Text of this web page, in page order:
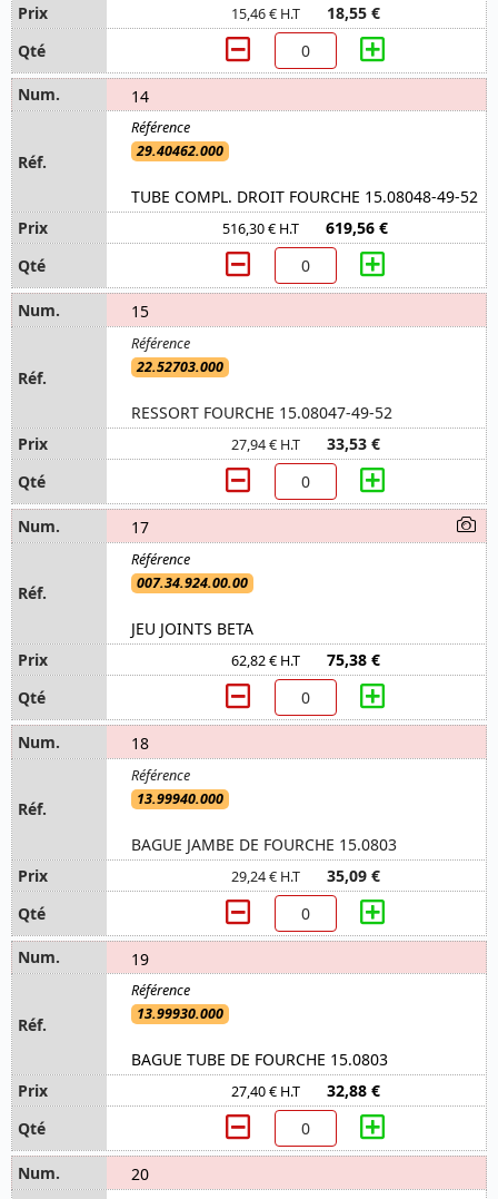
15,46 € H.T 18,55 €
14
29.40462.000
TUBE COMPL. DROIT FOURCHE 15.08048-49-52
516,30 € H.T 619,56 €
15
22.52703.000
RESSORT FOURCHE 15.08047-49-52
27,94 € H.T 33,53 €
17
007.34.924.00.00
JEU JOINTS BETA
62,82 € H.T 75,38 €
18
13.99940.000
BAGUE JAMBE DE FOURCHE 15.0803
29,24 € H.T 35,09 €
19
13.99930.000
BAGUE TUBE DE FOURCHE 15.0803
27,40 € H.T 32,88 €
20